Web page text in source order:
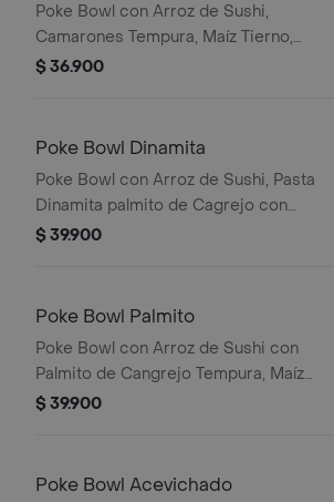
Poke Bowl con Arroz de Sushi,
Camarones Tempura, Maíz Tierno,
Aros de Cebolla, Aguacate, Zanahoria,
$ 36.900
Poke Bowl Dinamita
Poke Bowl con Arroz de Sushi, Pasta
Dinamita palmito de Cagrejo con
Mayonesa Aguacate, Platano Maduro,
$ 39.900
Poke Bowl Palmito
Poke Bowl con Arroz de Sushi con
Palmito de Cangrejo Tempura, Maíz
Tostado, Aguacate, Plátano Maduro,
$ 39.900
Poke Bowl Acevichado